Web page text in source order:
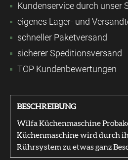
Kundenservice durch unser
eigenes Lager- und
schneller Paketversand
sicherer Speditionsversand
TOP Kundenbewertungen
BESCHREIBUNG
Wilfa Küchenmaschine
Küchenmaschine wird durch
Rührsystem zu etwas ganz